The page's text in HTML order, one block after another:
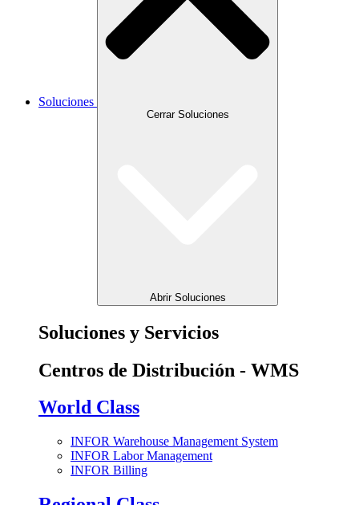
Soluciones
Cerrar Soluciones
Abrir Soluciones
Soluciones y Servicios
Centros de Distribución - WMS
World Class
INFOR Warehouse Management System
INFOR Labor Management
INFOR Billing